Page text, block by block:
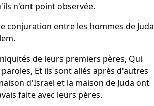
n'ont point observée.
conjuration entre les hommes de Juda
de leurs premiers pères, Qui
Et ils sont allés après d'autres
d'Israël et la maison de Juda ont
faite avec leurs pères.